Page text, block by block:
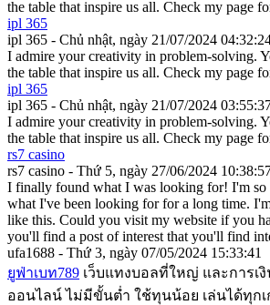
the table that inspire us all. Check my page
ipl 365
ipl 365 - Chủ nhật, ngày 21/07/2024
I admire your creativity in problem-solving.
the table that inspire us all. Check my page
ipl 365
ipl 365 - Chủ nhật, ngày 21/07/2024
I admire your creativity in problem-solving.
the table that inspire us all. Check my page
rs7 casino
rs7 casino - Thứ 5, ngày 27/06/2024
I finally found what I was looking for! I'm so
what I've been looking for for a long time.
like this. Could you visit my website if you
you'll find a post of interest that you'll find
ufa1688 - Thứ 3, ngày 07/05/2024 15:33:41
ยูฟ่าเบท789 เว็บแทงบอลที่ใหญ่ และการเ
ออนไลน์ ไม่มีขั้นต่ำ ใช้ทุนน้อย เล่นได้ทุกเ